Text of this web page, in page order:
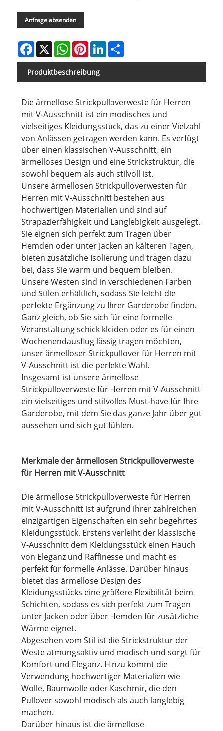
Anfrage absenden
Facebook
X WhatsAppPinterestLinkedIn
Produktbeschreibung
Die ärmellose Strickpulloverweste für Herren
mit V-Ausschnitt ist ein modisches und
vielseitiges Kleidungsstück, das zu einer Vielzahl
von Anlässen getragen werden kann. Es verfügt
über einen klassischen V-Ausschnitt, ein
ärmelloses Design und eine Strickstruktur, die
sowohl bequem als auch stilvoll ist.
Unsere ärmellosen Strickpulloverwesten für
Herren mit V-Ausschnitt bestehen aus
hochwertigen Materialien und sind auf
Strapazierfähigkeit und Langlebigkeit ausgelegt.
Sie eignen sich perfekt zum Tragen über
Hemden oder unter Jacken an kälteren Tagen,
bieten zusätzliche Isolierung und tragen dazu
bei, dass Sie warm und bequem bleiben.
Unsere Westen sind in verschiedenen Farben
und Stilen erhältlich, sodass Sie leicht die
perfekte Ergänzung zu Ihrer Garderobe finden.
Ganz gleich, ob Sie sich für eine formelle
Veranstaltung schick kleiden oder es für einen
Wochenendausflug lässig tragen möchten,
unser ärmelloser Strickpullover für Herren mit
V-Ausschnitt ist die perfekte Wahl.
Insgesamt ist unsere ärmellose
Strickpulloverweste für Herren mit V-Ausschnitt
ein vielseitiges und stilvolles Must-have für Ihre
Garderobe, mit dem Sie das ganze Jahr über gut
aussehen und sich gut fühlen.
Merkmale der ärmellosen Strickpulloverweste
für Herren mit V-Ausschnitt
Die ärmellose Strickpulloverweste für Herren
mit V-Ausschnitt ist aufgrund ihrer zahlreichen
einzigartigen Eigenschaften ein sehr begehrtes
Kleidungsstück. Erstens verleiht der klassische
V-Ausschnitt dem Kleidungsstück einen Hauch
von Eleganz und Raffinesse und macht es
perfekt für formelle Anlässe. Darüber hinaus
bietet das ärmellose Design des
Kleidungsstücks eine größere Flexibilität beim
Schichten, sodass es sich perfekt zum Tragen
unter Jacken oder über Hemden für zusätzliche
Wärme eignet.
Abgesehen vom Stil ist die Strickstruktur der
Weste atmungsaktiv und modisch und sorgt für
Komfort und Eleganz. Hinzu kommt die
Verwendung hochwertiger Materialien wie
Wolle, Baumwolle oder Kaschmir, die den
Pullover sowohl modisch als auch langlebig
machen.
Darüber hinaus ist die ärmellose